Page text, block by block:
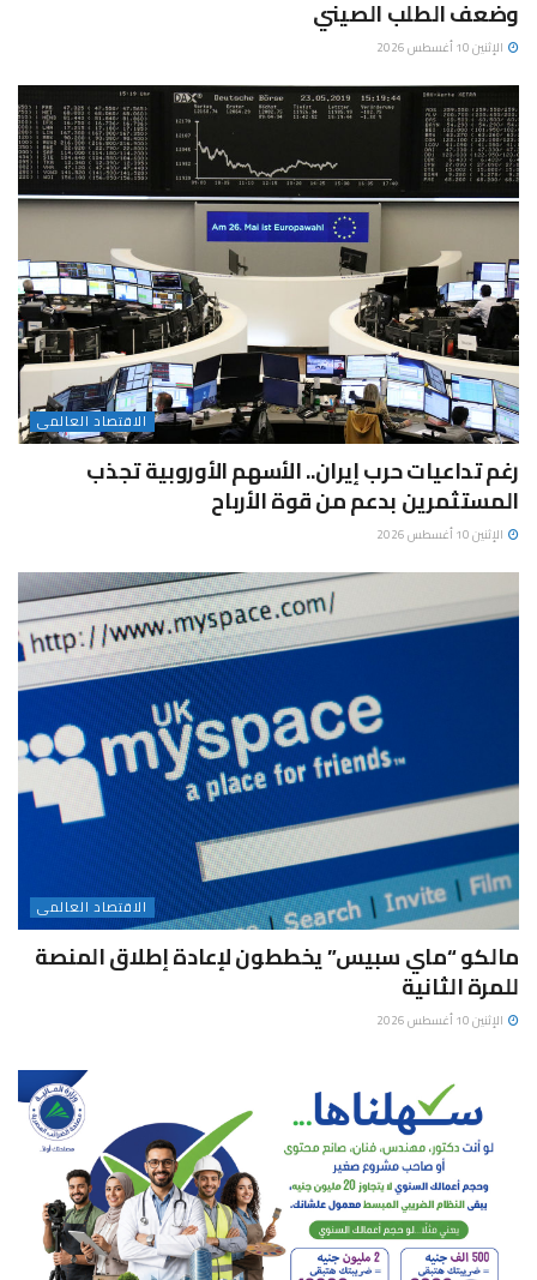
وضعف الطلب الصيني
الإثنين 10 أغسطس 2026
الاقتصاد العالمى
رغم تداعيات حرب إيران.. الأسهم الأوروبية تجذب
المستثمرين بدعم من قوة الأرباح
الإثنين 10 أغسطس 2026
الاقتصاد العالمى
مالكو “ماي سبيس” يخططون لإعادة إطلاق المنصة
للمرة الثانية
الإثنين 10 أغسطس 2026